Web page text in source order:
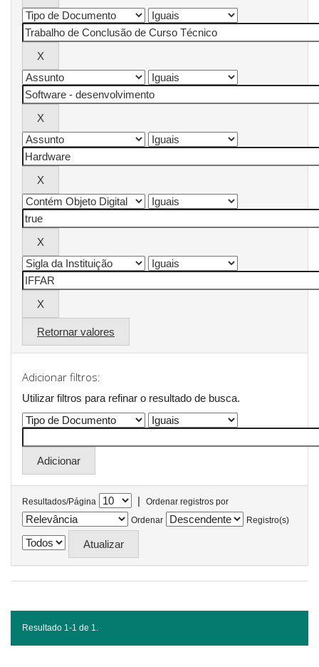
Retornar valores
Adicionar filtros:
Utilizar filtros para refinar o resultado de busca.
Resultados/Página |
Ordenar registros por
Ordenar
Registro(s)
Resultado 1-1 de 1.